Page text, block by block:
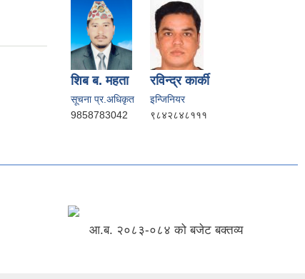
शिब ब. महता
सूचना प्र.अधिकृत
9858783042
रविन्द्र कार्की
इन्जिनियर
९८४२८४८१११
आ.ब. २०८३-०८४ को बजेट बक्तव्य